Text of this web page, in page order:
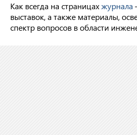
Как всегда на страницахжурнала
выставок, а также материалы,
спектр вопросов в области